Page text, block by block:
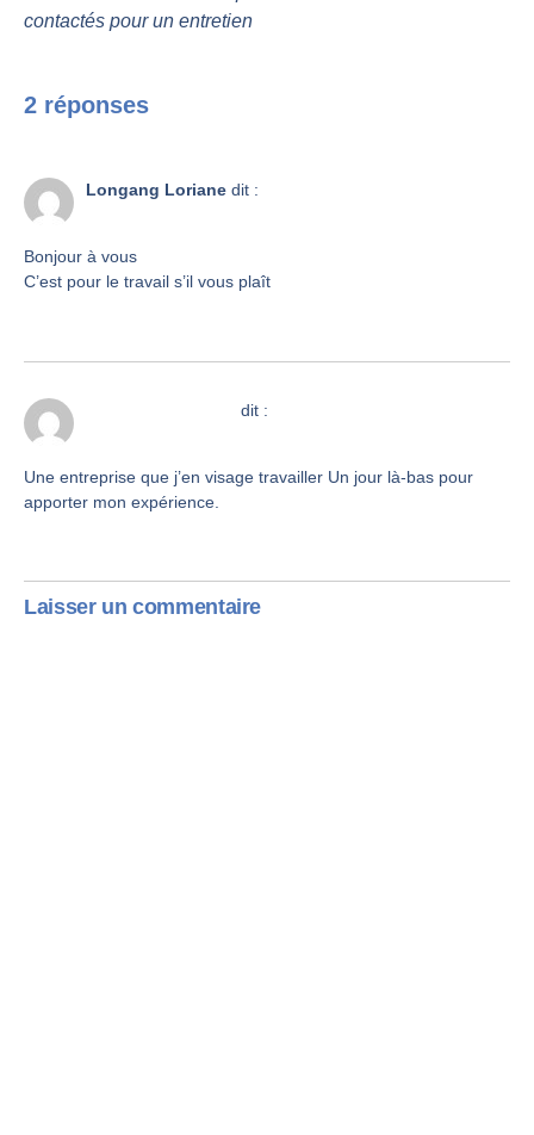
contactés pour un entretien
2 réponses
Longang Loriane dit :
Bonjour à vous
C’est pour le travail s’il vous plaît
dit :
Une entreprise que j’en visage travailler Un jour là-bas pour
apporter mon expérience.
Laisser un commentaire